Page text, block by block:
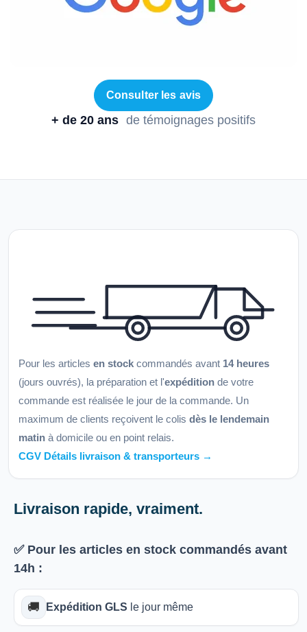
Consulter les avis
+ de 20 ans de témoignages positifs
Pour les articles en stock commandés avant 14 heures
(jours ouvrés), la préparation et l'expédition de votre
commande est réalisée le jour de la commande. Un
maximum de clients reçoivent le colis dès le lendemain
matin à domicile ou en point relais.
CGV Détails livraison & transporteurs →
Livraison rapide, vraiment.
✅ Pour les articles en stock commandés avant
14h :
🚚 Expédition GLS le jour même